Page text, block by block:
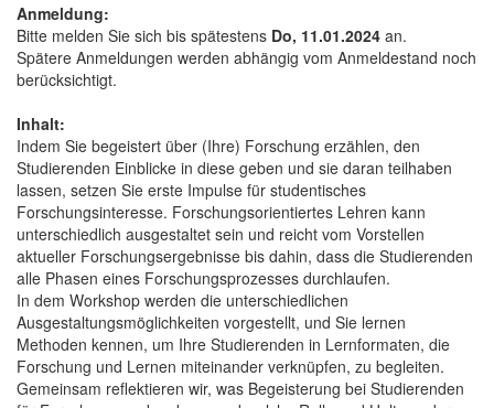
Anmeldung:
Bitte melden Sie sich bis spätestens Do, 11.01.2024 an.
Spätere Anmeldungen werden abhängig vom Anmeldestand noch
berücksichtigt.
Inhalt:
Indem Sie begeistert über (Ihre) Forschung erzählen, den
Studierenden Einblicke in diese geben und sie daran teilhaben
lassen, setzen Sie erste Impulse für studentisches
Forschungsinteresse. Forschungsorientiertes Lehren kann
unterschiedlich ausgestaltet sein und reicht vom Vorstellen
aktueller Forschungsergebnisse bis dahin, dass die Studierenden
alle Phasen eines Forschungsprozesses durchlaufen.
In dem Workshop werden die unterschiedlichen
Ausgestaltungsmöglichkeiten vorgestellt, und Sie lernen
Methoden kennen, um Ihre Studierenden in Lernformaten, die
Forschung und Lernen miteinander verknüpfen, zu begleiten.
Gemeinsam reflektieren wir, was Begeisterung bei Studierenden